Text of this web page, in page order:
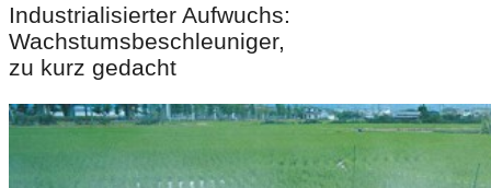
Industrialisierter Aufwuchs:
Wachstumsbeschleuniger,
zu kurz gedacht